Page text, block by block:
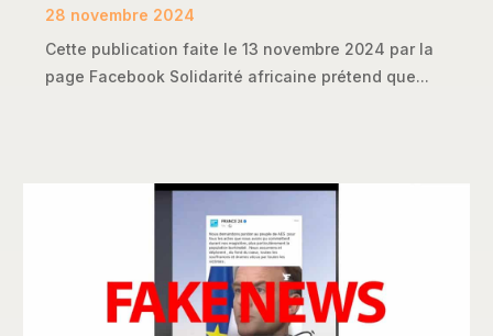
28 novembre 2024
Cette publication faite le 13 novembre 2024 par la
page Facebook Solidarité africaine prétend que...